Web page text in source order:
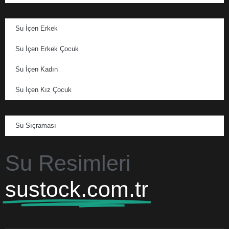
Su İçen Erkek
Su İçen Erkek Çocuk
Su İçen Kadın
Su İçen Kız Çocuk
Su Sıçraması
Su Resimleri
sustock.com.tr